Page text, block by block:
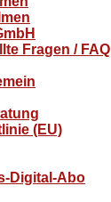
Fragen / FAQ
(EU)
Digital-Abo